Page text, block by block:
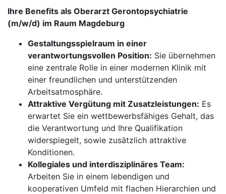
Ihre Benefits als Oberarzt Gerontopsychiatrie
(m/w/d) im Raum Magdeburg
Gestaltungsspielraum in einer
verantwortungsvollen Position: Sie übernehmen
eine zentrale Rolle in einer modernen Klinik mit
einer freundlichen und unterstützenden
Arbeitsatmosphäre.
Attraktive Vergütung mit Zusatzleistungen: Es
erwartet Sie ein wettbewerbsfähiges Gehalt, das
die Verantwortung und Ihre Qualifikation
widerspiegelt, sowie zusätzlich attraktive
Konditionen.
Kollegiales und interdisziplinäres Team:
Arbeiten Sie in einem lebendigen und
kooperativen Umfeld mit flachen Hierarchien und